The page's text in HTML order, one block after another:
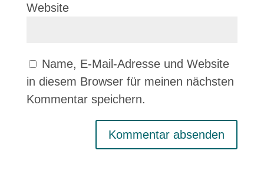
Website
Name, E-Mail-Adresse und Website
in diesem Browser für meinen nächsten
Kommentar speichern.